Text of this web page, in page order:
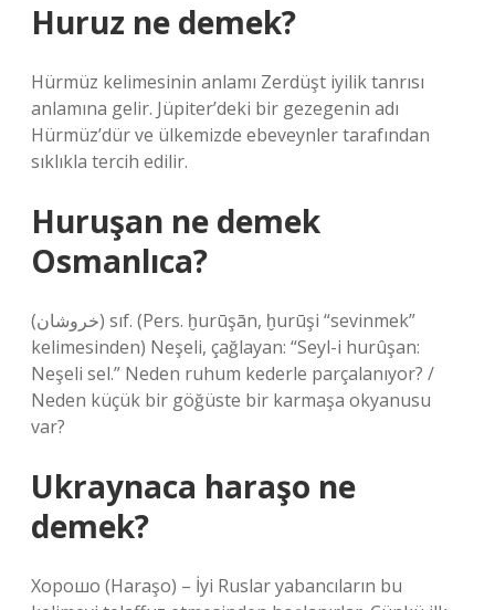
Huruz ne demek?
Hürmüz kelimesinin anlamı Zerdüşt iyilik tanrısı
anlamına gelir. Jüpiter’deki bir gezegenin adı
Hürmüz’dür ve ülkemizde ebeveynler tarafından
sıklıkla tercih edilir.
Huruşan ne demek
Osmanlıca?
(ﺧﺮﻭﺷﺎﻥ) sıf. (Pers. ḫurūşān, ḫurūşі “sevinmek”
kelimesinden) Neşeli, çağlayan: “Seyl-i hurûşan:
Neşeli sel.” Neden ruhum kederle parçalanıyor? /
Neden küçük bir göğüste bir karmaşa okyanusu
var?
Ukraynaca haraşo ne
demek?
Хорошо (Haraşo) – İyi Ruslar yabancıların bu